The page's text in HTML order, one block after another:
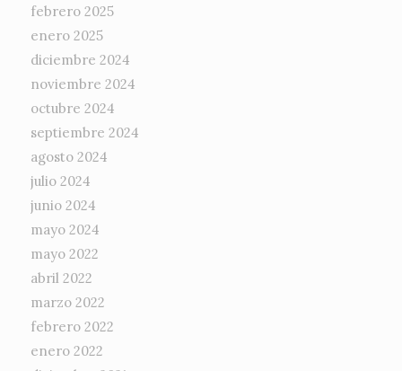
febrero 2025
enero 2025
diciembre 2024
noviembre 2024
octubre 2024
septiembre 2024
agosto 2024
julio 2024
junio 2024
mayo 2024
mayo 2022
abril 2022
marzo 2022
febrero 2022
enero 2022